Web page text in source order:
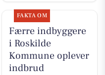
FAKTA OM
Færre indbyggere
i Roskilde
Kommune oplever
indbrud